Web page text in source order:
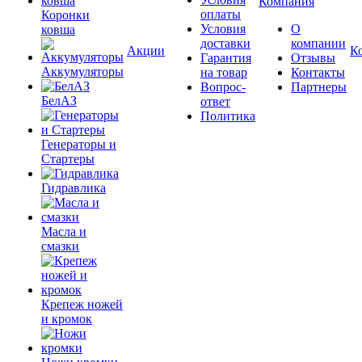
Коронки
ковша
Аккумуляторы
БелАЗ
Генераторы и
Стартеры
Гидравлика
Масла и
смазки
Крепеж ножей
и кромок
Акции
оплаты
Условия
доставки
Гарантия
на товар
Вопрос-
ответ
Политика
О
компании
Отзывы
Контакты
Партнеры